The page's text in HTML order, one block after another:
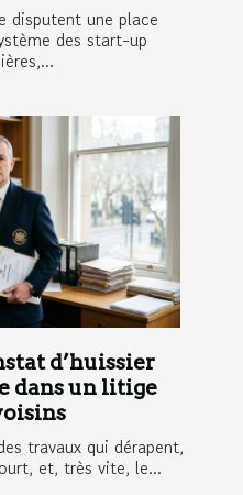
disputent une place
des start-up
d’huissier
dans un litige
travaux qui dérapent,
et, très vite, le...